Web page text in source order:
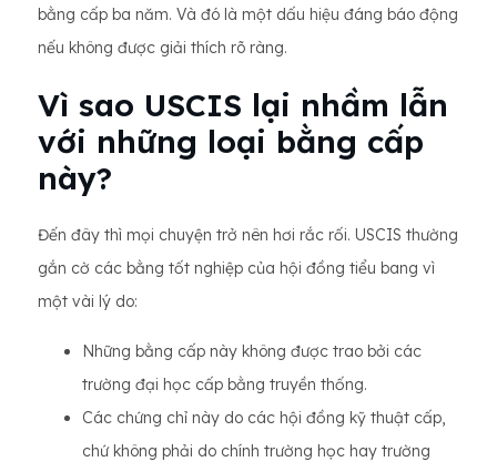
bằng cấp ba năm. Và đó là một dấu hiệu đáng báo động
nếu không được giải thích rõ ràng.
Vì sao USCIS lại nhầm lẫn
với những loại bằng cấp
này?
Đến đây thì mọi chuyện trở nên hơi rắc rối. USCIS thường
gắn cờ các bằng tốt nghiệp của hội đồng tiểu bang vì
một vài lý do:
Những bằng cấp này không được trao bởi các
trường đại học cấp bằng truyền thống.
Các chứng chỉ này do các hội đồng kỹ thuật cấp,
chứ không phải do chính trường học hay trường